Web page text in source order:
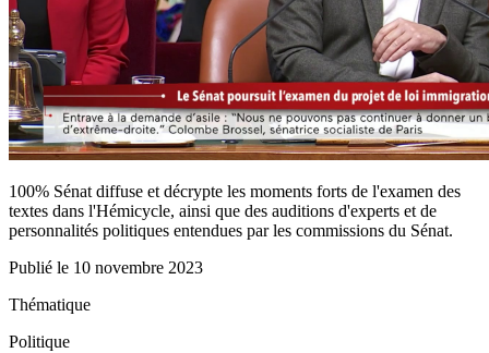
100% Sénat diffuse et décrypte les moments forts de l'examen des
textes dans l'Hémicycle, ainsi que des auditions d'experts et de
personnalités politiques entendues par les commissions du Sénat.
Publié le 10 novembre 2023
Thématique
Politique